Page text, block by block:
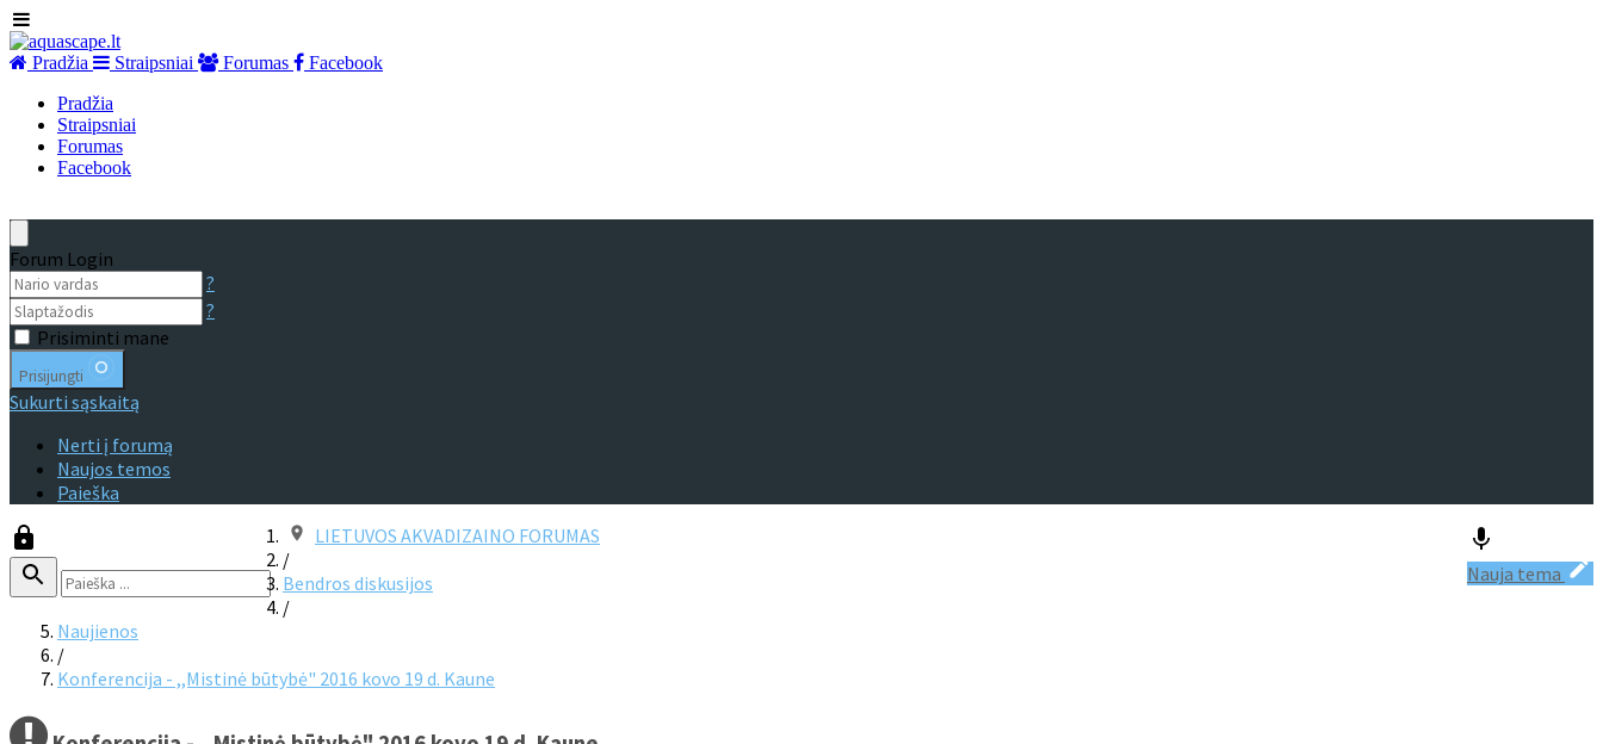
Pradžia Straipsniai Forumas
Facebook
Pradžia
Straipsniai
Forumas
Facebook
Forum Login
?
?
Prisiminti mane
Prisijungti
Sukurti sąskaitą
Nerti į forumą
Naujos temos
Paieška
Nauja tema
LIETUVOS AKVADIZAINO FORUMAS
/
Bendros diskusijos
/
Naujienos
/
Konferencija - ,,Mistinė būtybė" 2016 kovo 19 d. Kaune